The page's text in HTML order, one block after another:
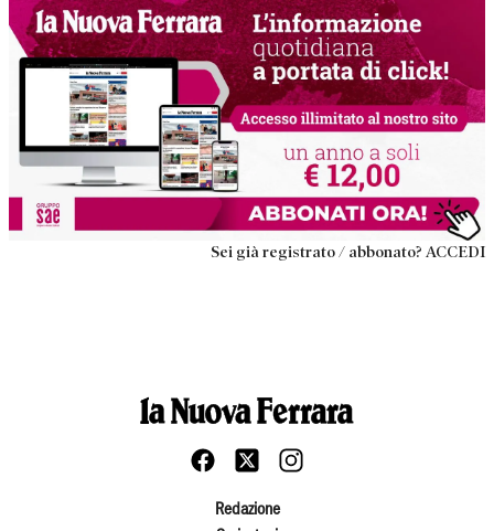
Sei già registrato / abbonato? ACCEDI
Redazione